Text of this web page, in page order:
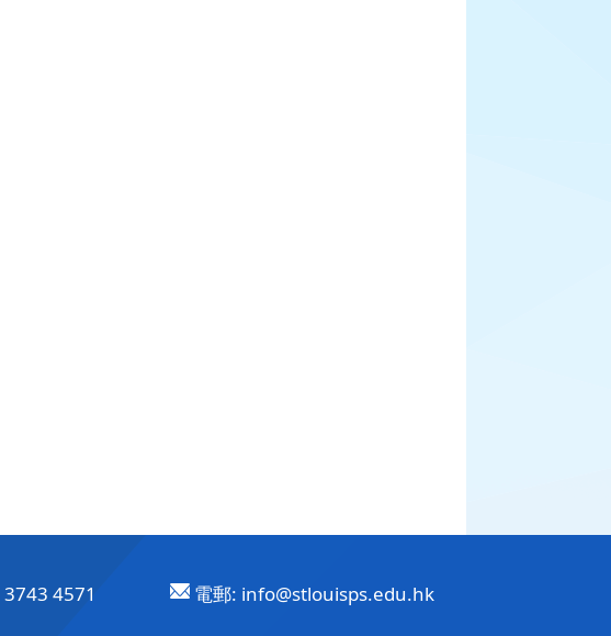
3743 4571 電郵: info@stlouisps.edu.hk